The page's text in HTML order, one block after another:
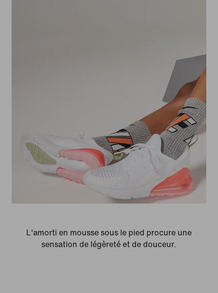
L'amorti en mousse sous le pied procure une
sensation de légèreté et de douceur.